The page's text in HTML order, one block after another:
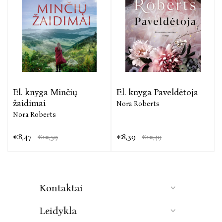
El. knyga Minčių
žaidimai
Nora Roberts
€8,47 €10,59
El. knyga Paveldėtoja
Nora Roberts
€8,39 €10,49
Kontaktai
Leidykla